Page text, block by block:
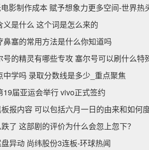
影制作成本 赋予想象力更多空间-世界热
是什么 这个词是怎么来的
塞的常用方法是什么你知道吗
的精灵有哪些专攻 塞尔号可以刷什么特
学吗 录取分数线是多少_重点聚焦
届亚运会举行 vivo正式签约
报内容 可以包括六月一日的由来和如何
了 这部剧的评价为什么会忽上忽下？
异动 尚纬股份3连板-环球热闻